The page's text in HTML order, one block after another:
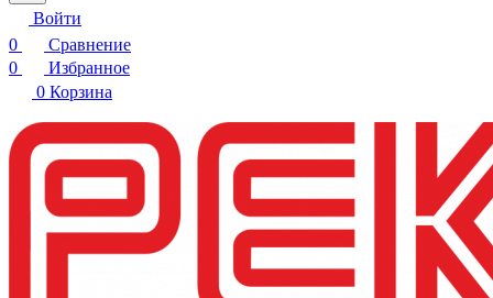
Войти
0
Сравнение
0
Избранное
0 Корзина